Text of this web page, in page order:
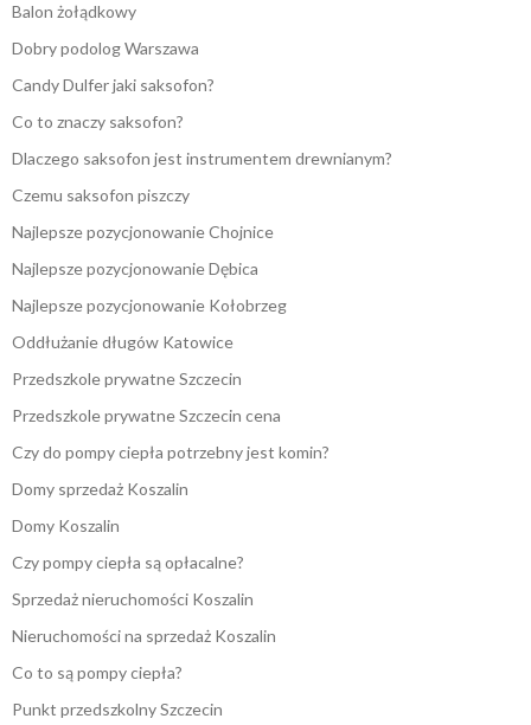
Balon żołądkowy
Dobry podolog Warszawa
Candy Dulfer jaki saksofon?
Co to znaczy saksofon?
Dlaczego saksofon jest instrumentem drewnianym?
Czemu saksofon piszczy
Najlepsze pozycjonowanie Chojnice
Najlepsze pozycjonowanie Dębica
Najlepsze pozycjonowanie Kołobrzeg
Oddłużanie długów Katowice
Przedszkole prywatne Szczecin
Przedszkole prywatne Szczecin cena
Czy do pompy ciepła potrzebny jest komin?
Domy sprzedaż Koszalin
Domy Koszalin
Czy pompy ciepła są opłacalne?
Sprzedaż nieruchomości Koszalin
Nieruchomości na sprzedaż Koszalin
Co to są pompy ciepła?
Punkt przedszkolny Szczecin